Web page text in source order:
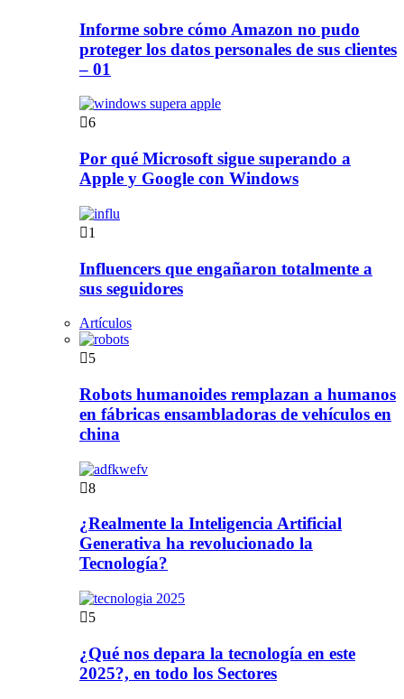
Informe sobre cómo Amazon no pudo
proteger los datos personales de sus clientes
– 01
6
Por qué Microsoft sigue superando a
Apple y Google con Windows
1
Influencers que engañaron totalmente a
sus seguidores
Artículos
5
Robots humanoides remplazan a humanos
en fábricas ensambladoras de vehículos en
china
8
¿Realmente la Inteligencia Artificial
Generativa ha revolucionado la
Tecnología?
5
¿Qué nos depara la tecnología en este
2025?, en todo los Sectores